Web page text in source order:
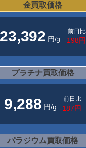
金買取価格
23,392 円/g
前日比
-198円
プラチナ買取価格
9,288 円/g
前日比
-187円
パラジウム買取価格